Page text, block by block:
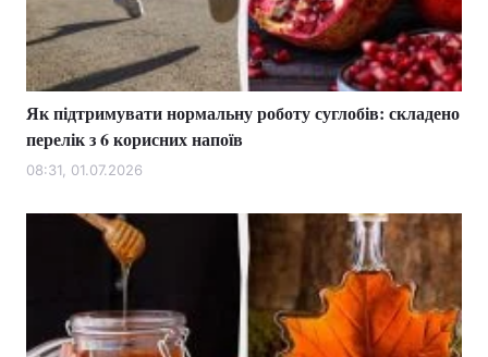
Як підтримувати нормальну роботу суглобів: складено
перелік з 6 корисних напоїв
08:31, 01.07.2026